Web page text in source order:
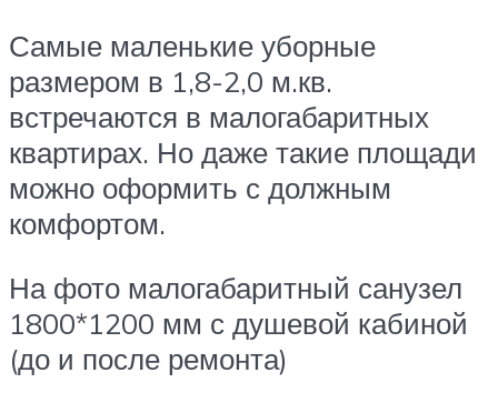
Самые маленькие уборные
размером в 1,8-2,0 м.кв.
встречаются в малогабаритных
квартирах. Но даже такие площади
можно оформить с должным
комфортом.
На фото малогабаритный санузел
1800*1200 мм с душевой кабиной
(до и после ремонта)